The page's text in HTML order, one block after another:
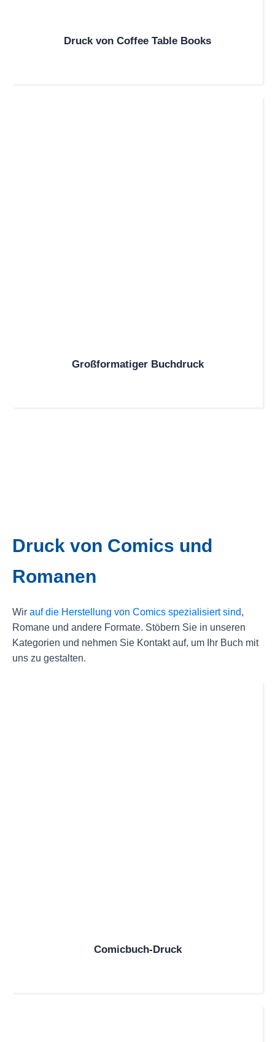
Druck von Coffee Table Books
Großformatiger Buchdruck
Druck von Comics und
Romanen
Wir auf die Herstellung von Comics spezialisiert sind,
Romane und andere Formate. Stöbern Sie in unseren
Kategorien und nehmen Sie Kontakt auf, um Ihr Buch mit
uns zu gestalten.
Comicbuch-Druck